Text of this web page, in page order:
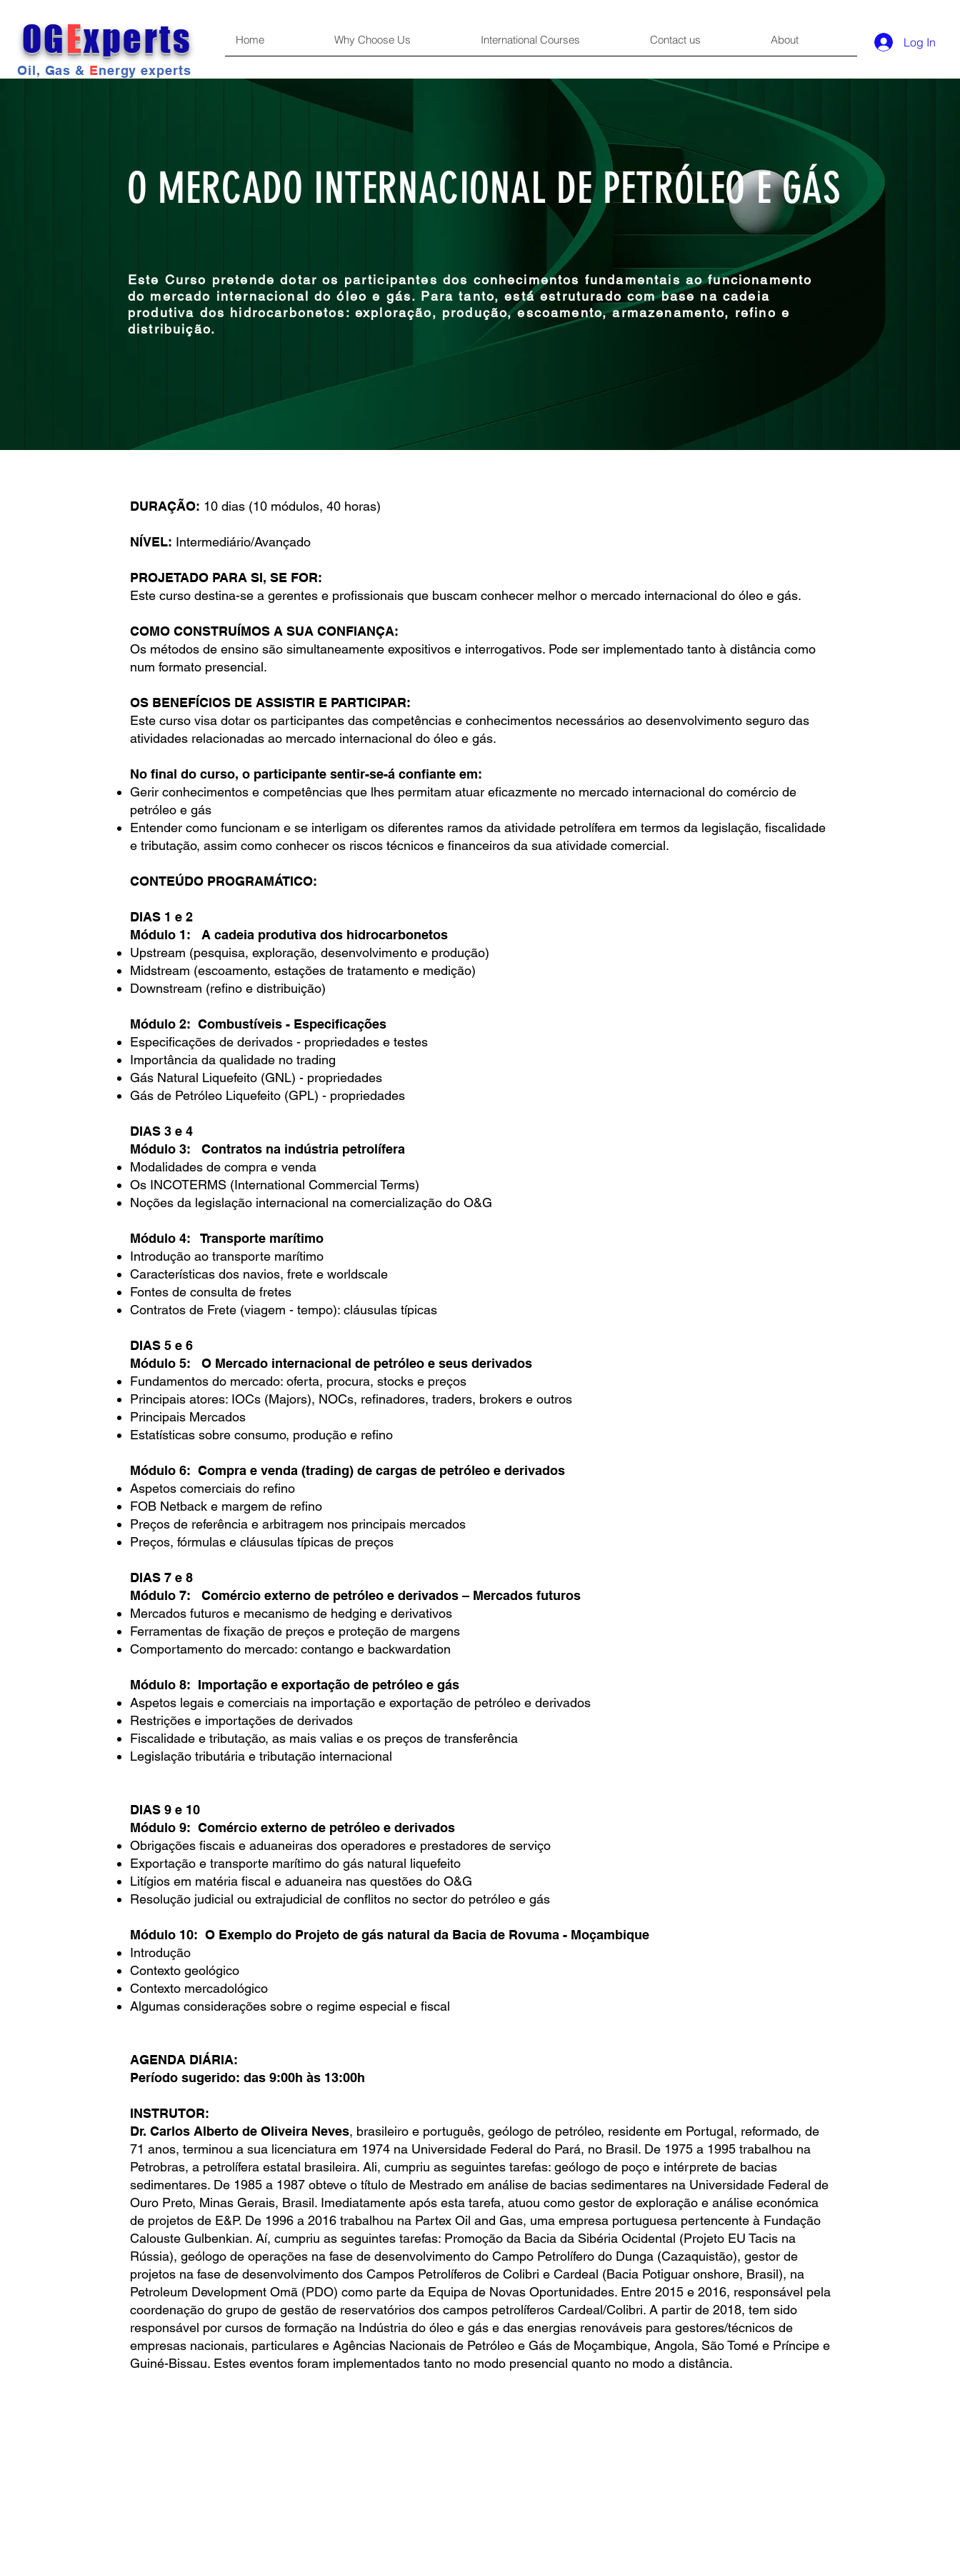
OGExperts
Oil, Gas & Energy experts
Home Why Choose Us International Courses Contact us About Log In
O MERCADO INTERNACIONAL DE PETRÓLEO E GÁS
Este Curso pretende dotar os participantes dos conhecimentos fundamentais ao funcionamento
do mercado internacional do óleo e gás. Para tanto, está estruturado com base na cadeia
produtiva dos hidrocarbonetos: exploração, produção, escoamento, armazenamento, refino e
distribuição.
DURAÇÃO: 10 dias (10 módulos, 40 horas)
NÍVEL: Intermediário/Avançado
PROJETADO PARA SI, SE FOR:
Este curso destina-se a gerentes e profissionais que buscam conhecer melhor o mercado internacional do óleo e gás.
COMO CONSTRUÍMOS A SUA CONFIANÇA:
Os métodos de ensino são simultaneamente expositivos e interrogativos. Pode ser implementado tanto à distância como
num formato presencial.
OS BENEFÍCIOS DE ASSISTIR E PARTICIPAR:
Este curso visa dotar os participantes das competências e conhecimentos necessários ao desenvolvimento seguro das
atividades relacionadas ao mercado internacional do óleo e gás.
No final do curso, o participante sentir-se-á confiante em:
Gerir conhecimentos e competências que lhes permitam atuar eficazmente no mercado internacional do comércio de
petróleo e gás
Entender como funcionam e se interligam os diferentes ramos da atividade petrolífera em termos da legislação, fiscalidade
e tributação, assim como conhecer os riscos técnicos e financeiros da sua atividade comercial.
CONTEÚDO PROGRAMÁTICO:
DIAS 1 e 2
Módulo 1: A cadeia produtiva dos hidrocarbonetos
Upstream (pesquisa, exploração, desenvolvimento e produção)
Midstream (escoamento, estações de tratamento e medição)
Downstream (refino e distribuição)
Módulo 2: Combustíveis - Especificações
Especificações de derivados - propriedades e testes
Importância da qualidade no trading
Gás Natural Liquefeito (GNL) - propriedades
Gás de Petróleo Liquefeito (GPL) - propriedades
DIAS 3 e 4
Módulo 3: Contratos na indústria petrolífera
Modalidades de compra e venda
Os INCOTERMS (International Commercial Terms)
Noções da legislação internacional na comercialização do O&G
Módulo 4: Transporte marítimo
Introdução ao transporte marítimo
Características dos navios, frete e worldscale
Fontes de consulta de fretes
Contratos de Frete (viagem - tempo): cláusulas típicas
DIAS 5 e 6
Módulo 5: O Mercado internacional de petróleo e seus derivados
Fundamentos do mercado: oferta, procura, stocks e preços
Principais atores: IOCs (Majors), NOCs, refinadores, traders, brokers e outros
Principais Mercados
Estatísticas sobre consumo, produção e refino
Módulo 6: Compra e venda (trading) de cargas de petróleo e derivados
Aspetos comerciais do refino
FOB Netback e margem de refino
Preços de referência e arbitragem nos principais mercados
Preços, fórmulas e cláusulas típicas de preços
DIAS 7 e 8
Módulo 7: Comércio externo de petróleo e derivados – Mercados futuros
Mercados futuros e mecanismo de hedging e derivativos
Ferramentas de fixação de preços e proteção de margens
Comportamento do mercado: contango e backwardation
Módulo 8: Importação e exportação de petróleo e gás
Aspetos legais e comerciais na importação e exportação de petróleo e derivados
Restrições e importações de derivados
Fiscalidade e tributação, as mais valias e os preços de transferência
Legislação tributária e tributação internacional
DIAS 9 e 10
Módulo 9: Comércio externo de petróleo e derivados
Obrigações fiscais e aduaneiras dos operadores e prestadores de serviço
Exportação e transporte marítimo do gás natural liquefeito
Litígios em matéria fiscal e aduaneira nas questões do O&G
Resolução judicial ou extrajudicial de conflitos no sector do petróleo e gás
Módulo 10: O Exemplo do Projeto de gás natural da Bacia de Rovuma - Moçambique
Introdução
Contexto geológico
Contexto mercadológico
Algumas considerações sobre o regime especial e fiscal
AGENDA DIÁRIA:
Período sugerido: das 9:00h às 13:00h
INSTRUTOR:
Dr. Carlos Alberto de Oliveira Neves, brasileiro e português, geólogo de petróleo, residente em Portugal, reformado, de
71 anos, terminou a sua licenciatura em 1974 na Universidade Federal do Pará, no Brasil. De 1975 a 1995 trabalhou na
Petrobras, a petrolífera estatal brasileira. Ali, cumpriu as seguintes tarefas: geólogo de poço e intérprete de bacias
sedimentares. De 1985 a 1987 obteve o título de Mestrado em análise de bacias sedimentares na Universidade Federal de
Ouro Preto, Minas Gerais, Brasil. Imediatamente após esta tarefa, atuou como gestor de exploração e análise económica
de projetos de E&P. De 1996 a 2016 trabalhou na Partex Oil and Gas, uma empresa portuguesa pertencente à Fundação
Calouste Gulbenkian. Aí, cumpriu as seguintes tarefas: Promoção da Bacia da Sibéria Ocidental (Projeto EU Tacis na
Rússia), geólogo de operações na fase de desenvolvimento do Campo Petrolífero do Dunga (Cazaquistão), gestor de
projetos na fase de desenvolvimento dos Campos Petrolíferos de Colibri e Cardeal (Bacia Potiguar onshore, Brasil), na
Petroleum Development Omã (PDO) como parte da Equipa de Novas Oportunidades. Entre 2015 e 2016, responsável pela
coordenação do grupo de gestão de reservatórios dos campos petrolíferos Cardeal/Colibri. A partir de 2018, tem sido
responsável por cursos de formação na Indústria do óleo e gás e das energias renováveis para gestores/técnicos de
empresas nacionais, particulares e Agências Nacionais de Petróleo e Gás de Moçambique, Angola, São Tomé e Príncipe e
Guiné-Bissau. Estes eventos foram implementados tanto no modo presencial quanto no modo a distância.